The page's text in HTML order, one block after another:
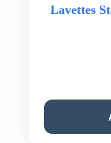
Lavettes